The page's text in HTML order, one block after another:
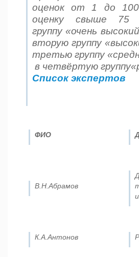
оценок от 1 до 100
оценку свыше 75
группу «очень
вторую группу
третью группу
в четвёртую
Список экспертов
ФИО
В.Н.Абрамов
К.А.Антонов